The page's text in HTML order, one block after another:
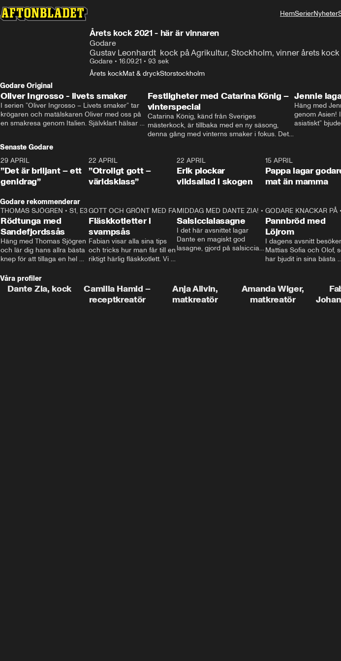
HemSerierNyheter
Årets kock 2021 - här är vinnaren
Godare
Gustav Leonhardt  kock på Agrikultur, Stockholm, vinner årets kock
Godare • 16.09.21 • 93 sek
Årets kockMat & dryckStorstockholm
Godare Original
Oliver Ingrosso - livets smaker
I serien ”Oliver Ingrosso – Livets smaker” tar
krögaren och matälskaren Oliver med oss på
en smakresa genom Italien. Självklart hälsar
Festligheter med Catarina König –
vinterspecial
Catarina König, känd från Sveriges
mästerkock, är tillbaka med en ny säsong,
denna gång med vinterns smaker i fokus. Det
Jennie
Häng med
genom Asien!
asiatiskt”
Senaste Godare
0:50
29 APRIL
”Det är briljant – ett
genidrag”
1:00
22 APRIL
”Otroligt gott –
världsklass”
22 APRIL
Erik plockar
vildsallad i skogen
15 APRIL
Pappa lagar
mat än mamma
Godare rekommenderar
13:56
THOMAS SJÖGREN • S1, E3
Rödtunga med
Sandefjordssås
Häng med Thomas Sjögren
och lär dig hans allra bästa
knep för att tillaga en hel
helstekt rödtunga med
sandefjordssås och en
magisk sallad på pepparrot
12:17
GOTT OCH GRÖNT MED FABBE•S2, E2
Fläskkotletter i
svampsås
Fabian visar alla sina tips
och tricks hur man får till en
riktigt härlig fläskkotlett. Vi
Fredrik som lämnat stan
och sadlat om till grisbonde
på Gotland.
16:10
MIDDAG MED DANTE ZIA! •S1, E1
Salsiccialasagne
I det här avsnittet lagar
Dante en magiskt god
lasagne, gjord på salsiccia
GODARE KNACKAR PÅ•
Pannbröd med
Löjrom
I dagens avsnitt besöker
Mattias Sofia och Olof,
har bjudit in sina bästa
visar hur man skapar en
riktig
hemma, dom där extra
Våra profiler
Dante Zia, kock
Camilla Hamid –
receptkreatör
Anja Allvin,
matkreatör
Amanda Wiger,
matkreatör